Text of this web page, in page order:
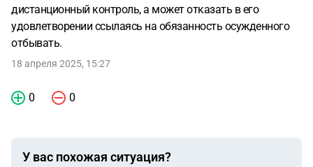
дистанционный контроль, а может отказать в его
удовлетворении ссылаясь на обязанность осужденного
отбывать.
18 апреля 2025, 15:27
0 0
У вас похожая ситуация?